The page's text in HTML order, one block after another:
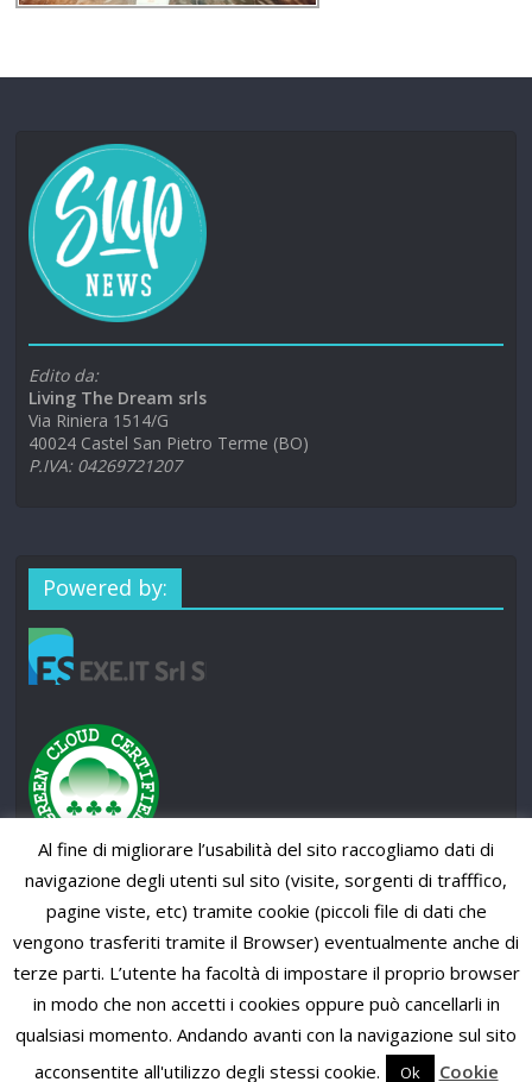
Edito da:
Living The Dream srls
Via Riniera 1514/G
40024 Castel San Pietro Terme (BO)
P.IVA: 04269721207
Powered by:
Copyright © 2026SUP News Magazine. All rights reserved.
Theme: ColorMag Pro byThemeGrill. Powered byWordPress
Al fine di migliorare l’usabilità del sito raccogliamo dati di
navigazione degli utenti sul sito (visite, sorgenti di trafffico,
pagine viste, etc) tramite cookie (piccoli file di dati che
vengono trasferiti tramite il Browser) eventualmente anche di
terze parti. L’utente ha facoltà di impostare il proprio browser
in modo che non accetti i cookies oppure può cancellarli in
qualsiasi momento. Andando avanti con la navigazione sul sito
acconsentite all'utilizzo degli stessi cookie.
Ok Cookie